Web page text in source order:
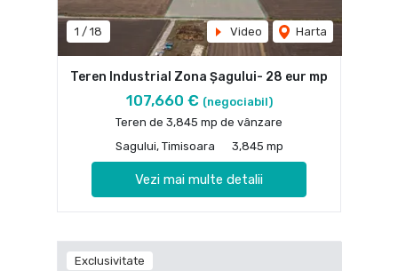
1 / 18 Video Harta
Teren Industrial Zona Șagului- 28 eur mp
107,660 € (negociabil)
Teren de 3,845 mp de vânzare
Sagului, Timisoara
3,845 mp
Vezi mai multe detalii
Exclusivitate